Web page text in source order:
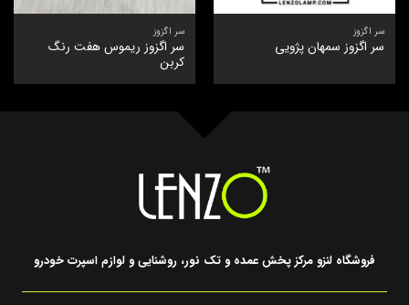
سر اگزوز
سر اگزوز سمهان پژویی
سر اگزوز
سر اگزوز ریموس هفت رنگ
کربن‎‎
فروشگاه لنزو مرکز پخش عمده و تک نور، روشنایی و لوازم اسپرت خودرو